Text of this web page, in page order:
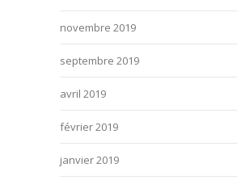
novembre 2019
septembre 2019
avril 2019
février 2019
janvier 2019